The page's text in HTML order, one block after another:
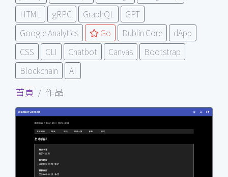
HTML
gRPC GraphQL
GPT
Google Analytics
Go Dublin Core
dApp
CSS
CLI Chatbot Canvas
Bootstrap
Blockchain
AI
首頁 作品